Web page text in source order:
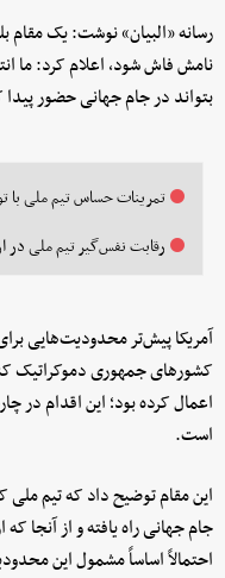
رسانه «البیان» نوشت: یک مقام
نامش فاش شود، اعلام کرد: ما
بتواند در جام جهانی حضور
تمرینات حساس تیم ملی با
رقابت نفس‌گیر تیم ملی در
کشورهای جمهوری دموکراتیک
اعمال کرده بود؛ این اقدام در
است.
این مقام توضیح داد که تیم ملی
جام جهانی راه یافته و از آنجا که
احتمالاً اساساً مشمول این